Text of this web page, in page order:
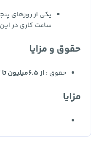
یکی از روزهای
ساعت کاری در این ایام از 10
حقوق و مزایا
حقوق : از 6.5میلیون تا 7 میلیون
مزایا